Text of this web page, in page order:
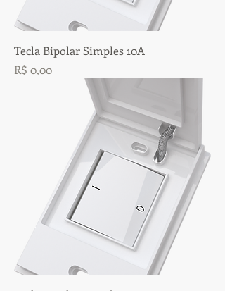
Tecla Bipolar Simples 10A
Preço
R$ 0,00